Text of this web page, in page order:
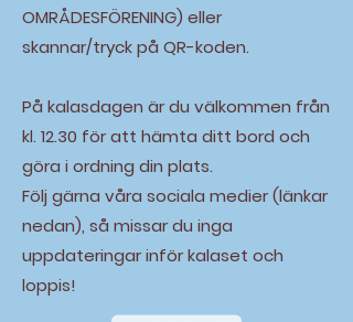
OMRÅDESFÖRENING) eller
skannar/tryck på QR-koden.
På kalasdagen är du välkommen från
kl. 12.30 för att hämta ditt bord och
göra i ordning din plats.
Följ gärna våra sociala medier (länkar
nedan), så missar du inga
uppdateringar inför kalaset och
loppis!